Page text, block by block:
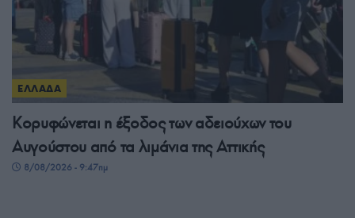
ΕΛΛΑΔΑ
Κορυφώνεται η έξοδος των αδειούχων του
Αυγούστου από τα λιμάνια της Αττικής
8/08/2026 - 9:47πμ